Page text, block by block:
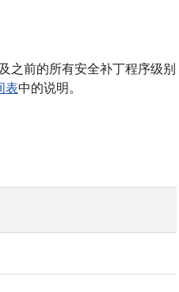
之前的所有安全补丁程序级别
表中的说明。